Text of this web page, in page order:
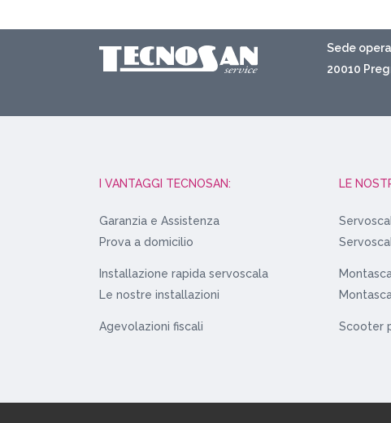
Sede
20010
I VANTAGGI TECNOSAN:
Garanzia e Assistenza
Prova a domicilio
Installazione rapida servoscala
Le nostre installazioni
Agevolazioni fiscali
LE
Scooter